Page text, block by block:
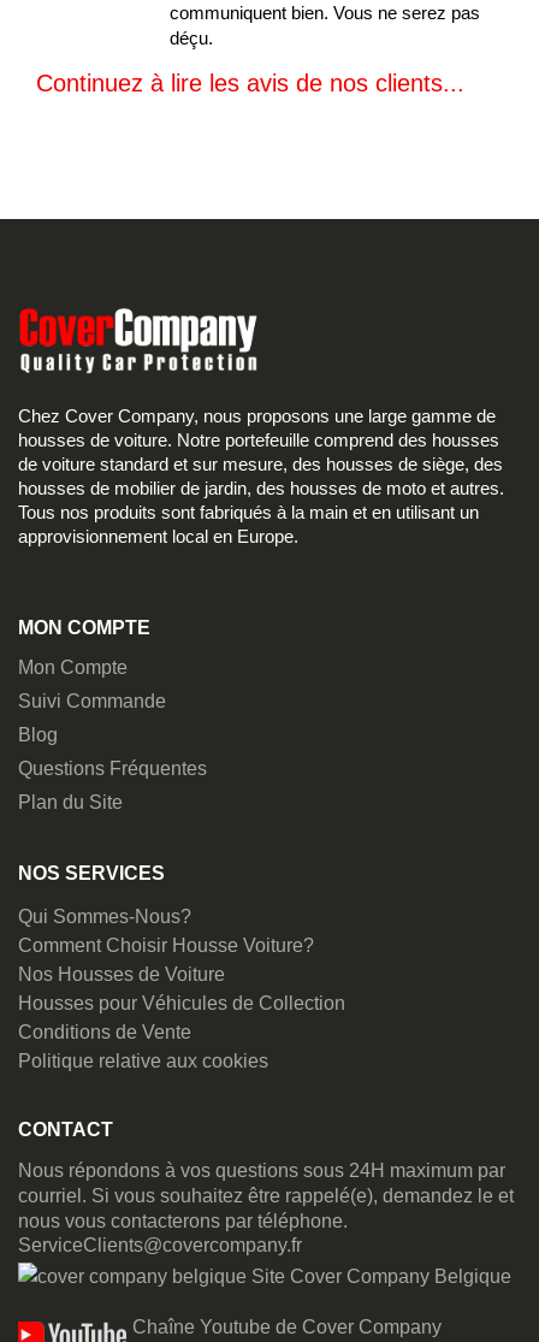
communiquent bien. Vous ne serez pas
déçu.
Continuez à lire les avis de nos clients...
Chez Cover Company, nous proposons une large gamme de
housses de voiture. Notre portefeuille comprend des housses
de voiture standard et sur mesure, des housses de siège, des
housses de mobilier de jardin, des housses de moto et autres.
Tous nos produits sont fabriqués à la main et en utilisant un
approvisionnement local en Europe.
MON COMPTE
Mon Compte
Suivi Commande
Blog
Questions Fréquentes
Plan du Site
NOS SERVICES
Qui Sommes-Nous?
Comment Choisir Housse Voiture?
Nos Housses de Voiture
Housses pour Véhicules de Collection
Conditions de Vente
Politique relative aux cookies
CONTACT
Nous répondons à vos questions sous 24H maximum par
courriel. Si vous souhaitez être rappelé(e), demandez le et
nous vous contacterons par téléphone.
ServiceClients@covercompany.fr
Site Cover Company Belgique
Chaîne Youtube de Cover Company